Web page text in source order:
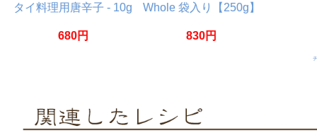
タイ料理用唐辛子 - 10g
680円
Whole 袋入り【250g】
830円